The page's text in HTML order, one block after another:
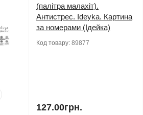
(палітра малахіт).
Антистрес. Ideyka. Картина
за номерами (Ідейка)
Код товару: 89877
127.00грн.